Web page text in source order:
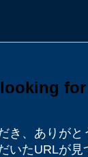
き、 ありがと
いたURLが見